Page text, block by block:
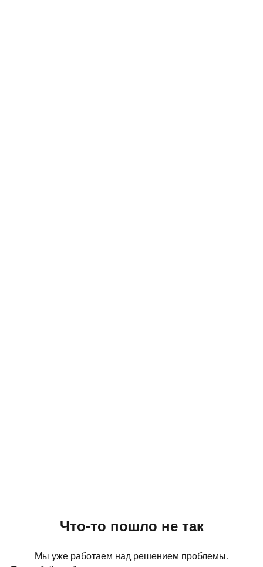
Что-то пошло не так
Мы уже работаем над решением проблемы.